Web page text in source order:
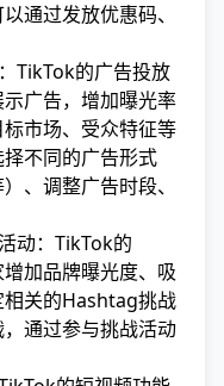
通过发放优惠码、
TikTok的广告投放
广告，增加曝光率
市场、受众特征等
不同的广告形式
、调整广告时段、
动：TikTok的
加品牌曝光度、吸
相关的Hashtag挑战
通过参与挑战活动